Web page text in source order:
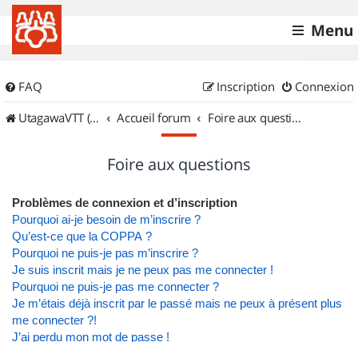
Menu
FAQ Connexion
Inscription
UtagawaVTT (Randos VTT et VTTAE avec traces GPS)
Accueil forum Foire aux questions
Foire aux questions
Problèmes de connexion et d’inscription
Pourquoi ai-je besoin de m’inscrire ?
Qu’est-ce que la COPPA ?
Pourquoi ne puis-je pas m’inscrire ?
Je suis inscrit mais je ne peux pas me connecter !
Pourquoi ne puis-je pas me connecter ?
Je m’étais déjà inscrit par le passé mais ne peux à présent plus
me connecter ?!
J’ai perdu mon mot de passe !